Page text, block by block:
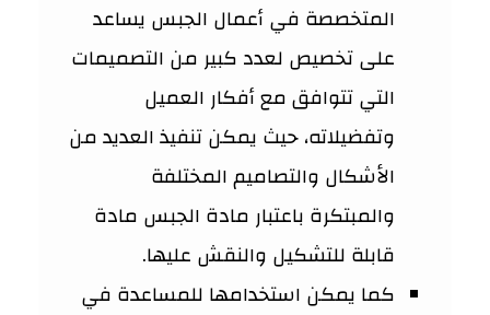
المتخصصة في أعمال الجبس يساعد
على تخصيص لعدد كبير من التصميمات
التي تتوافق مع أفكار العميل
وتفضيلاته، حيث يمكن تنفيذ العديد من
الأشكال والتصاميم المختلفة
والمبتكرة باعتبار مادة الجبس مادة
قابلة للتشكيل والنقش عليها.
كما يمكن استخدامها للمساعدة في